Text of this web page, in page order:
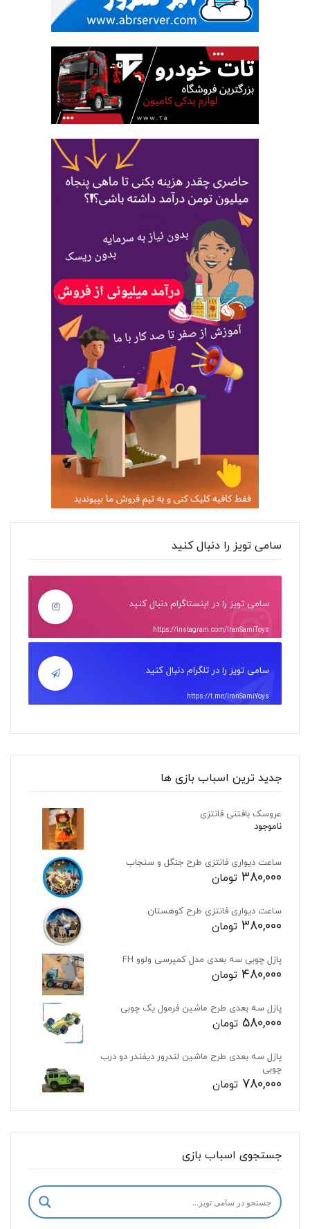
سامی تویز را دنبال کنید
سامی تویز را در اینستاگرام دنبال کنید
https://instagram.com/IranSamiToys
سامی تویز را در تلگرام دنبال کنید
https://t.me/IranSamiYoys
جدید ترین اسباب بازی ها
عروسک بافتنی فانتزی
ناموجود
ساعت دیواری فانتزی طرح جنگل و سنجاب
380,000 تومان
ساعت دیواری فانتزی طرح کوهستان
380,000 تومان
پازل چوبی سه بعدی مدل کمپرسی ولوو FH
480,000 تومان
پازل سه بعدی طرح ماشین فرمول یک چوبی
580,000 تومان
پازل سه بعدی طرح ماشین لندرور دیفندر دو درب
چوبی
780,000 تومان
جستجوی اسباب بازی